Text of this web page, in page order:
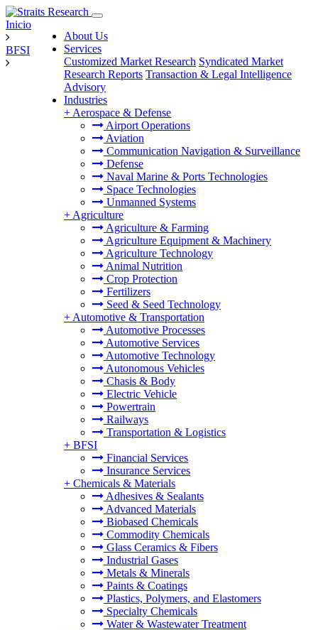
About Us
Services
Customized Market Research Syndicated Market
Research Reports Transaction & Legal Intelligence
Advisory
Industries
+ Aerospace & Defense
Airport Operations
Aviation
Communication Navigation & Surveillance
Defense
Naval Marine & Ports Technologies
Space Technologies
Unmanned Systems
+ Agriculture
Agriculture & Farming
Agriculture Equipment & Machinery
Agriculture Technology
Animal Nutrition
Crop Protection
Fertilizers
Seed & Seed Technology
+ Automotive & Transportation
Automotive Processes
Automotive Services
Automotive Technology
Autonomous Vehicles
Chasis & Body
Electric Vehicle
Powertrain
Railways
Transportation & Logistics
+ BFSI
Financial Services
Insurance Services
+ Chemicals & Materials
Adhesives & Sealants
Advanced Materials
Biobased Chemicals
Commodity Chemicals
Glass Ceramics & Fibers
Industrial Gases
Metals & Minerals
Paints & Coatings
Plastics, Polymers, and Elastomers
Specialty Chemicals
Water & Wastewater Treatment
Inicio
BFSI